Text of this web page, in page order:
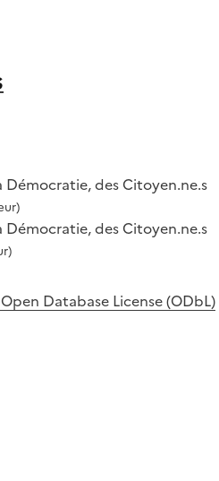
des Citoyen.ne.s
des Citoyen.ne.s
Database License (ODbL)